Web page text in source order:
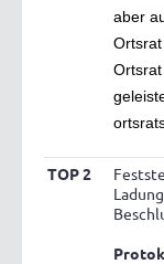
aber
TOP 2